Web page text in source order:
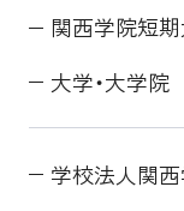
関西学院短
大学・大学院
学校法人関